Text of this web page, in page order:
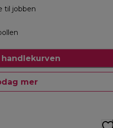
til jobben
mer